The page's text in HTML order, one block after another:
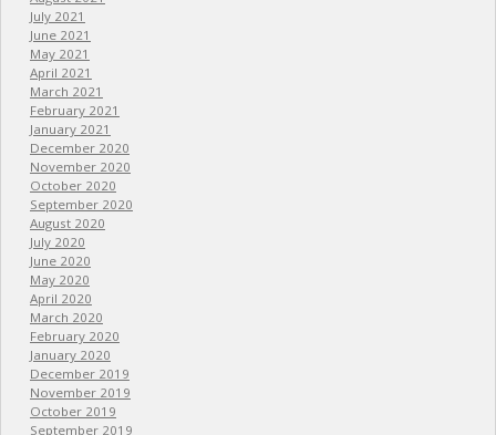
July 2021
June 2021
May 2021
April 2021
March 2021
February 2021
January 2021
December 2020
November 2020
October 2020
September 2020
August 2020
July 2020
June 2020
May 2020
April 2020
March 2020
February 2020
January 2020
December 2019
November 2019
October 2019
September 2019